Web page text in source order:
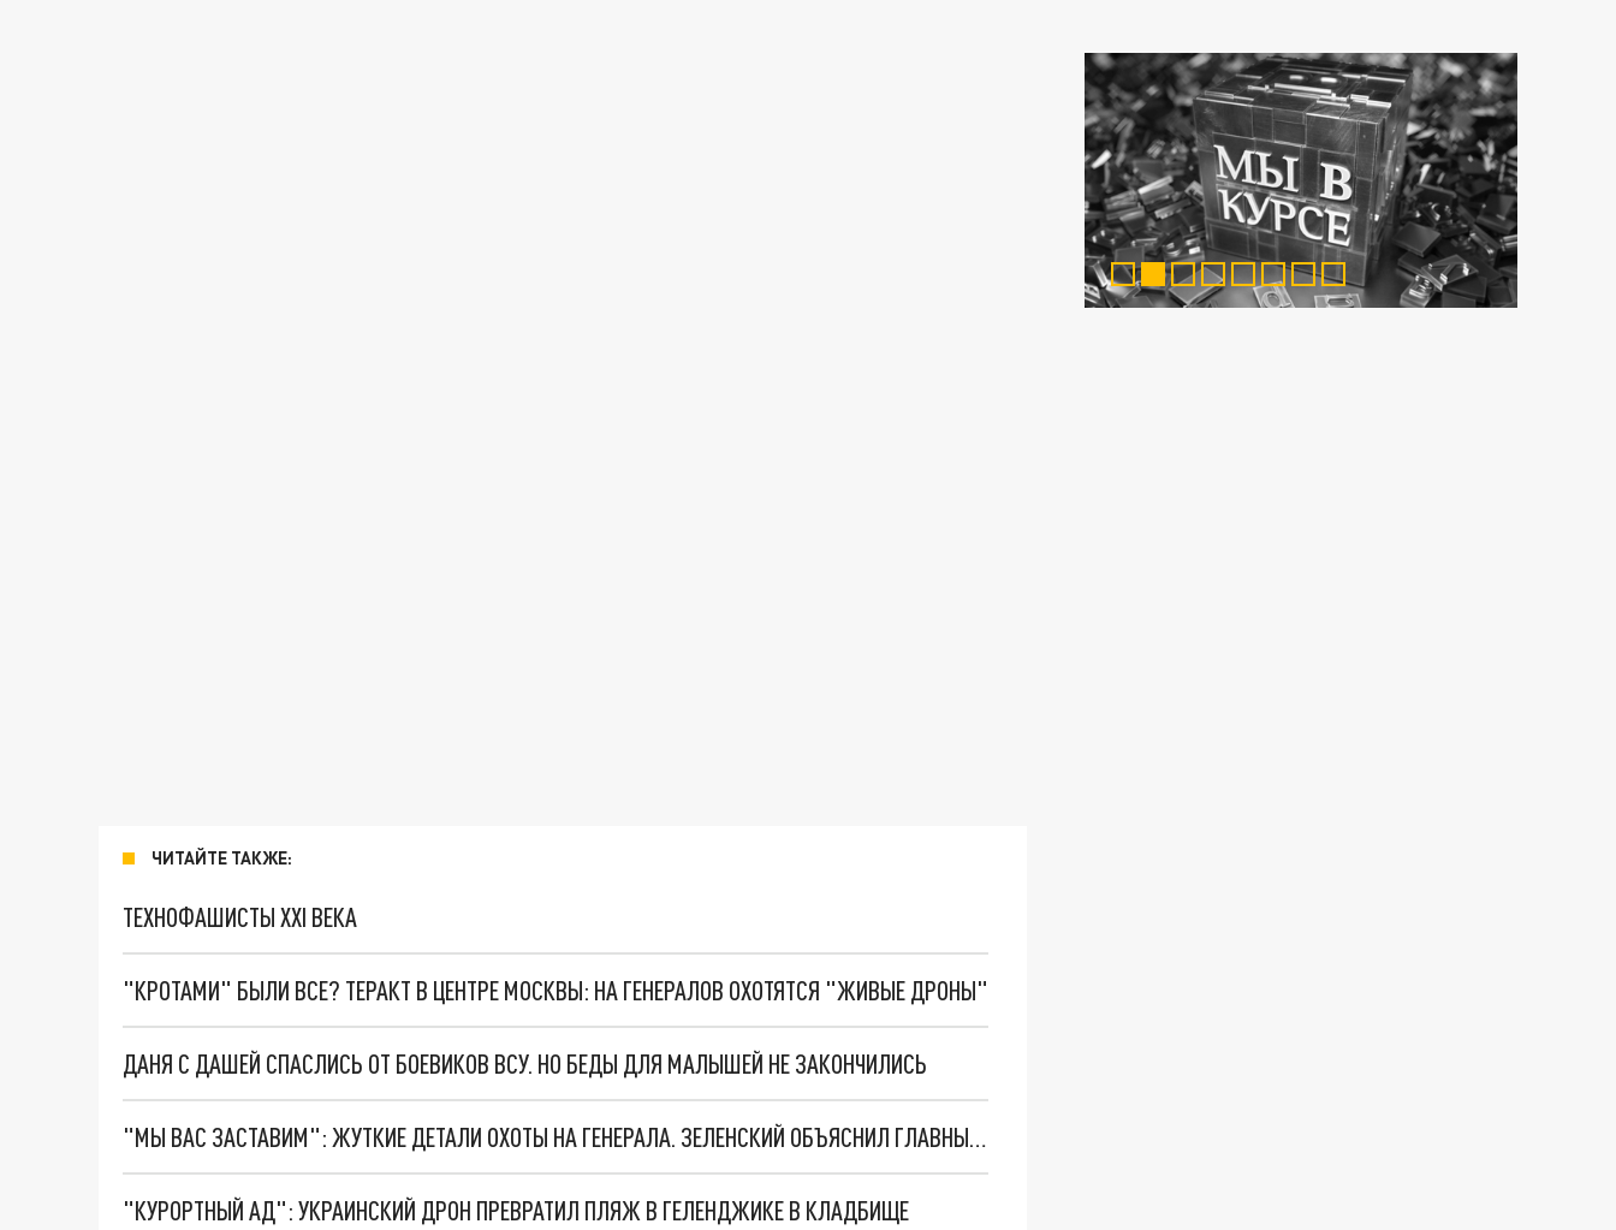
ЧИТАЙТЕ ТАКЖЕ:
ТЕХНОФАШИСТЫ XXI ВЕКА
"КРОТАМИ" БЫЛИ ВСЕ? ТЕРАКТ В ЦЕНТРЕ МОСКВЫ: НА ГЕНЕРАЛОВ ОХОТЯТСЯ "ЖИВЫЕ ДРОНЫ"
ДАНЯ С ДАШЕЙ СПАСЛИСЬ ОТ БОЕВИКОВ ВСУ. НО БЕДЫ ДЛЯ МАЛЫШЕЙ НЕ ЗАКОНЧИЛИСЬ
"МЫ ВАС ЗАСТАВИМ": ЖУТКИЕ ДЕТАЛИ ОХОТЫ НА ГЕНЕРАЛА. ЗЕЛЕНСКИЙ ОБЪЯСНИЛ ГЛАВНЫЙ СМЫСЛ ТЕРАКТА В ЦЕНТРЕ МОСКВЫ
"КУРОРТНЫЙ АД": УКРАИНСКИЙ ДРОН ПРЕВРАТИЛ ПЛЯЖ В ГЕЛЕНДЖИКЕ В КЛАДБИЩЕ